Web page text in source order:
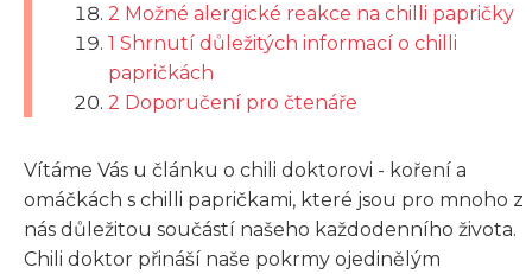
2 Možné alergické reakce na chilli papričky
1 Shrnutí důležitých informací o chilli
papričkách
2 Doporučení pro čtenáře
Vítáme Vás u článku o chili doktorovi - koření a
omáčkách s chilli papričkami, které jsou pro mnoho z
nás důležitou součástí našeho každodenního života.
Chili doktor přináší naše pokrmy ojedinělým